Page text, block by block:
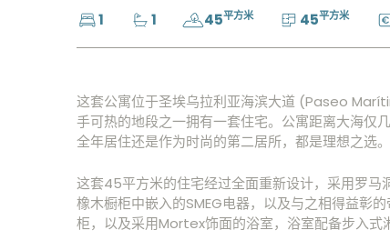
1 1 45平方米 45平方米
这套公寓位于圣埃乌拉利亚海滨大道 (Paseo
手可热的地段之一拥有一套住宅。公寓距离大海仅
全年居住还是作为时尚的第二居所，都是理想之选
这套45平方米的住宅经过全面重新设计，采用罗
橡木橱柜中嵌入的SMEG电器，以及与之相得益彰
柜，以及采用Mortex饰面的浴室，浴室配备步入式